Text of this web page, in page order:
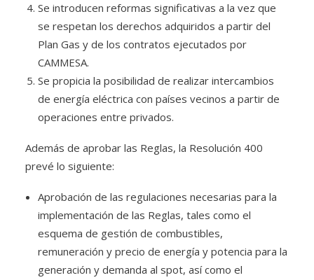
Se introducen reformas significativas a la vez que
se respetan los derechos adquiridos a partir del
Plan Gas y de los contratos ejecutados por
CAMMESA.
Se propicia la posibilidad de realizar intercambios
de energía eléctrica con países vecinos a partir de
operaciones entre privados.
Además de aprobar las Reglas, la Resolución 400
prevé lo siguiente:
Aprobación de las regulaciones necesarias para la
implementación de las Reglas, tales como el
esquema de gestión de combustibles,
remuneración y precio de energía y potencia para la
generación y demanda al spot, así como el